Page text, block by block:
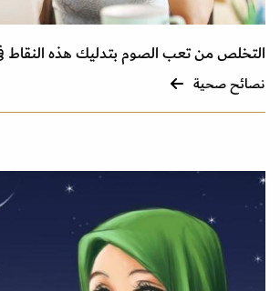
التخلص من تعب الصوم بتدليك هذه النقاط
نصائح صحية